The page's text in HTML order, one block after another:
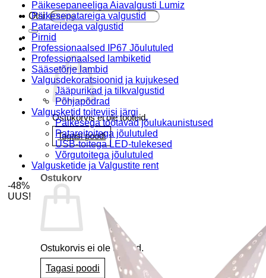
Otsi:
Ostukorvis ei ole tooteid.
Tagasi poodi
Ostukorv
Ostukorvis ei ole tooteid.
Tagasi poodi
Päikesepaneeliga Aiavalgusti Lumiz
Päikesepatareiga valgustid
Patareidega valgustid
Pirnid
Professionaalsed IP67 Jõulutuled
Professionaalsed lambiketid
Sääsetõrje lambid
Valgusdekoratsioonid ja kujukesed
Jääpurikad ja tilkvalgustid
Põhjapõdrad
Valgusketid toiteviisi järgi
Päikesega töötavad jõulukaunistused
Patareitoitega jõulutuled
USB-toitega LED-tulekesed
Võrgutoitega jõulutuled
Valgusketide ja Valgustite rent
-48%
UUS!